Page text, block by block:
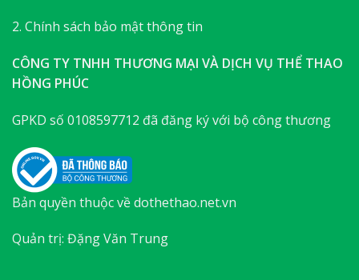
2. Chính sách bảo mật thông tin
CÔNG TY TNHH THƯƠNG MẠI VÀ DỊCH VỤ THỂ THAO
HỒNG PHÚC
GPKD số 0108597712 đã đăng ký với bộ công thương
Bản quyền thuộc về dothethao.net.vn
Quản trị: Đặng Văn Trung